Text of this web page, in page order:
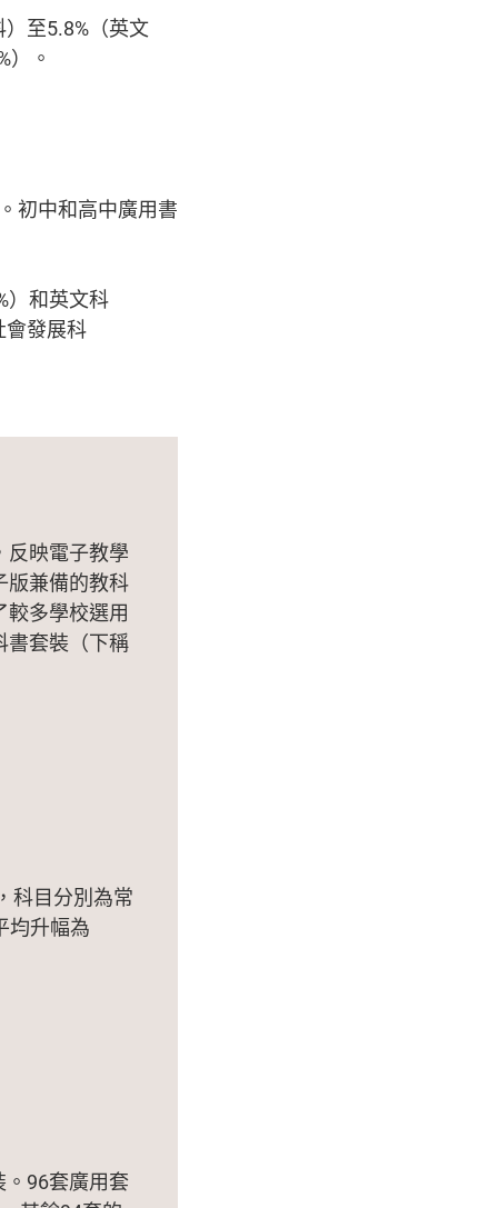
至5.8%（英文
）。
初中和高中廣用書
）和英文科
會發展科
反映電子教學
版兼備的教科
多學校選用
書套裝（下稱
科目分別為常
均升幅為
96套廣用套